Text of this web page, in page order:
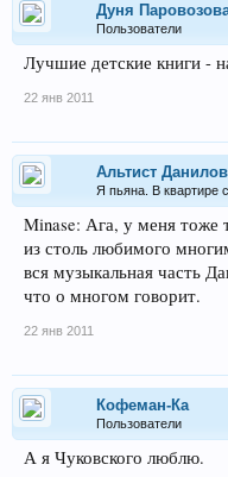
Дуня
Пользователи
Лучшие детские книги -
22 янв 2011
Альтист Данилов
Я пьяна. В квартире
Minase: Ага, у меня
из столь любимого
вся музыкальная часть
что о многом говорит.
22 янв 2011
Кофеман-Ка
Пользователи
А я Чуковского люблю.